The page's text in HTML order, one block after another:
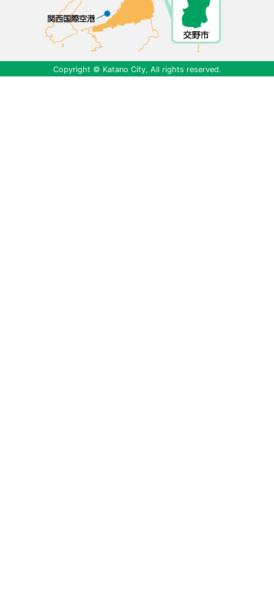
Copyright © Katano City, All rights reserved.